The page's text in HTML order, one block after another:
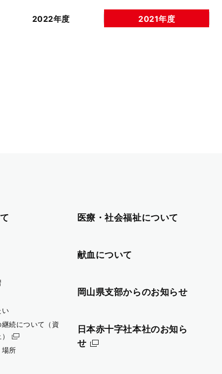
2022年度 2021年度
い
続について（資
場所
医療・社会福祉について
献血について
岡山県支部からのお知らせ
日本赤十字社本社のお知ら
せ